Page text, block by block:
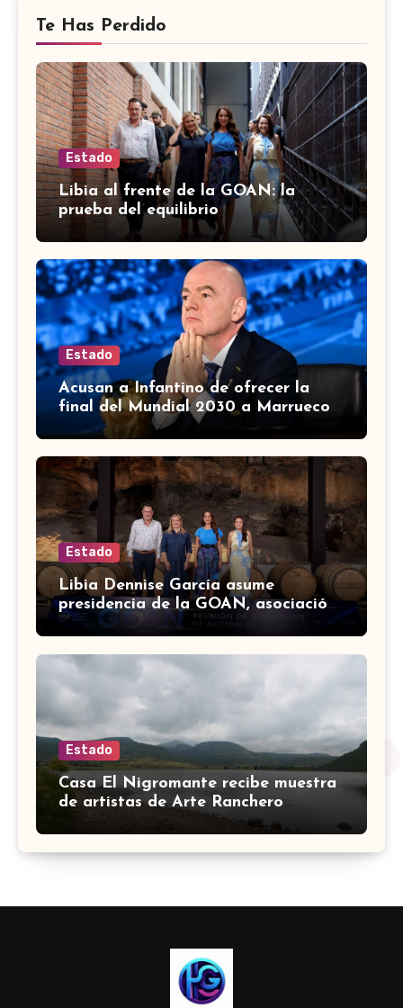
Te Has Perdido
Estado
Libia al frente de la GOAN: la
prueba del equilibrio
Estado
Acusan a Infantino de ofrecer la
final del Mundial 2030 a Marruecos
a cambio de apoyo
Estado
Libia Dennise García asume
presidencia de la GOAN, asociación
de gobernadores de Acción
Estado
Casa El Nigromante recibe muestra
de artistas de Arte Ranchero
Pandillero